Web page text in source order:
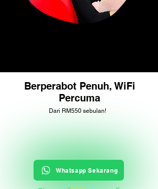
Whatsapp Sekarang
Berperabot Penuh, WiFi
Percuma
Dari RM550 sebulan!